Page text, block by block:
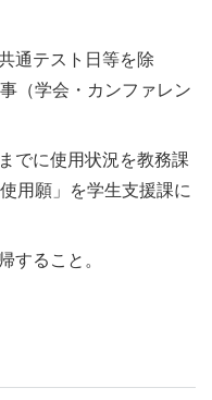
通テスト日等を除
（学会・カンファレン
でに使用状況を教務課
用願」を学生支援課に
すること。